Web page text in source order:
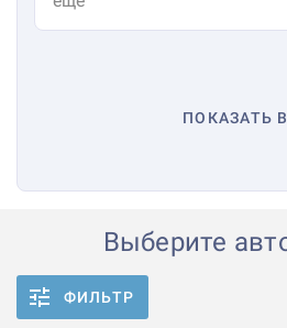
ПОКАЗАТЬ
Выберите
ФИЛЬТР